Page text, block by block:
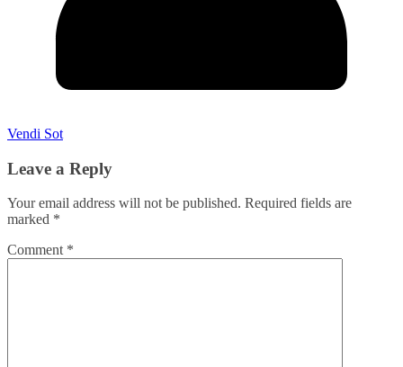
Vendi Sot
Leave a Reply
Your email address will not be published. Required fields are
marked *
Comment *